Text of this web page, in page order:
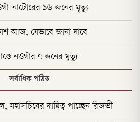
নাটোরের ১৬ জনের মৃত্যু
আজ, যেভাবে জানা যাবে
নওগাঁর ৭ জনের মৃত্যু
সর্বাধিক পঠিত
মহাসচিবের দায়িত্ব পাচ্ছেন রিজভী